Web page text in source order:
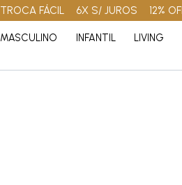
TROCA FÁCIL 6X S/ JUROS 12%
MASCULINO INFANTIL LIVING